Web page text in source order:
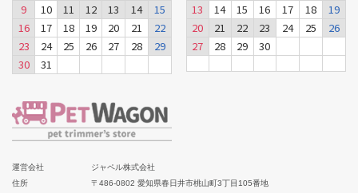
9
10 11 12 13 14
15
16
17 18 19 20 21
22
23
24 25 26 27 28
29
30
31
13
14 15 16 17 18
19
20
21 22 23 24 25
26
27
28 29 30
運営会社
ジャペル株式会社
住所
〒486-0802 愛知県春日井市桃山町3丁目105番地